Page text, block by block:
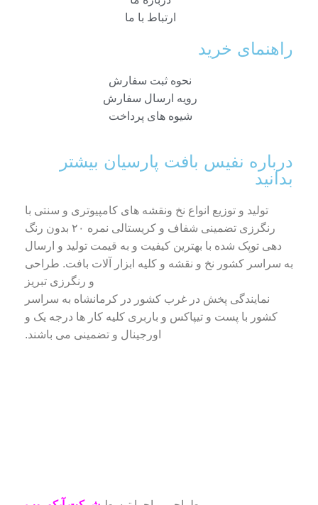
ارتباط با ما
راهنمای خرید
نحوه ثبت سفارش
رویه ارسال سفارش
شیوه های پرداخت
درباره نفیس بافت پارسیان بیشتر
بدانید
تولید و توزیع انواع نخ ونقشه های کامپیوتری و سنتی با
رنگرزی تضمینی شفاف و کریستالی نمره ۲۰ بدون رنگ
دهی توپک شده با بهترین کیفیت و به قیمت تولید و ارسال
به سراسر کشور نخ و نقشه و کلیه ابزار آلات بافت. طراحی
و رنگرزی تبریز
نمایندگی پخش در غرب کشور در کرمانشاه به سراسر
کشور با پست و تیپاکس و باربری کلیه کار ها درجه یک و
اورجینال و تضمینی می باشند.